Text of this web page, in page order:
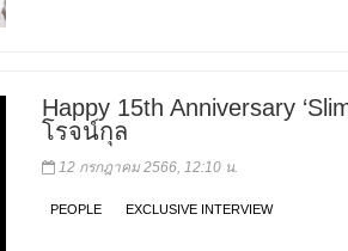
Happy 15th Anniversary
โรจน์กุล
12 กรกฎาคม 2566, 12:10 น.
PEOPLE EXCLUSIVE INTERVIEW